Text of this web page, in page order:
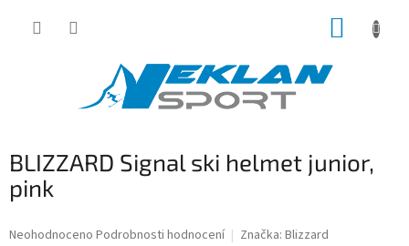
BLIZZARD Signal ski helmet junior,
pink
Průměrné
Neohodnoceno Podrobnosti hodnocení Značka: Blizzard